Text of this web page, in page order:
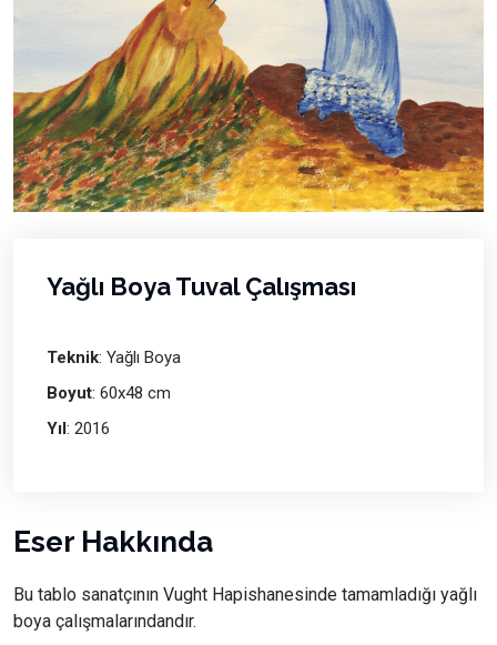
Yağlı Boya Tuval Çalışması
Teknik: Yağlı Boya
Boyut: 60x48 cm
Yıl: 2016
Eser Hakkında
Bu tablo sanatçının Vught Hapishanesinde tamamladığı yağlı
boya çalışmalarındandır.